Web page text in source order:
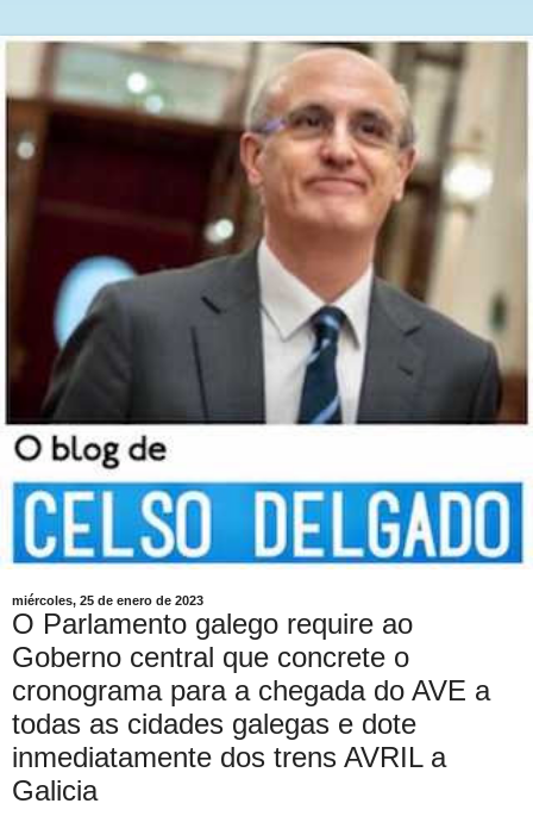
miércoles, 25 de enero de 2023
O Parlamento galego require ao
Goberno central que concrete o
cronograma para a chegada do AVE a
todas as cidades galegas e dote
inmediatamente dos trens AVRIL a
Galicia